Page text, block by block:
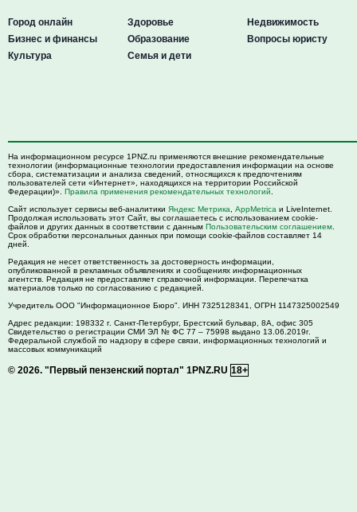
Город онлайн
Бизнес и финансы
Культура
Здоровье
Образование
Семья и дети
Недвижимость
Вопросы юристу
На информационном ресурсе 1PNZ.ru применяются внешние рекомендательные
технологии (информационные технологии предоставления информации на основе
сбора, систематизации и анализа сведений, относящихся к предпочтениям
пользователей сети «Интернет», находящихся на территории Российской
Федерации)». Правила применения рекомендательных технологий
Сайт использует сервисы веб-аналитики Яндекс Метрика AppMetrica и LiveInternet.
Продолжая использовать этот Сайт, вы соглашаетесь с использованием cookie-
файлов и других данных в соответствии с данным Пользовательским соглашением
Срок обработки персональных данных при помощи cookie-файлов составляет 14
дней.
Редакция не несет ответственность за достоверность информации,
опубликованной в рекламных объявлениях и сообщениях информационных
агентств. Редакция не предоставляет справочной информации. Перепечатка
материалов только по согласованию с редакцией.
Учредитель ООО "Информационное Бюро". ИНН 7325128341, ОГРН 1147325002549
Адрес редакции: 198332 г. Санкт-Петербург, Брестский бульвар, 8А, офис 305
Свидетельство о регистрации СМИ ЭЛ № ФС 77 – 75998 выдано 13.06.2019г.
Федеральной службой по надзору в сфере связи, информационных технологий и
массовых коммуникаций
© 2026. "Первый пензенский портал" 1PNZ.RU 18+